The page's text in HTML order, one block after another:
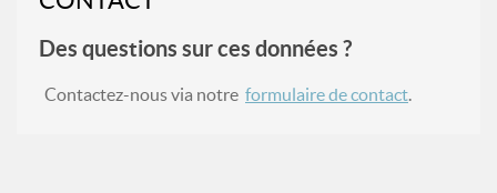
Des questions sur ces données ?
Contactez-nous via notre formulaire de contact.